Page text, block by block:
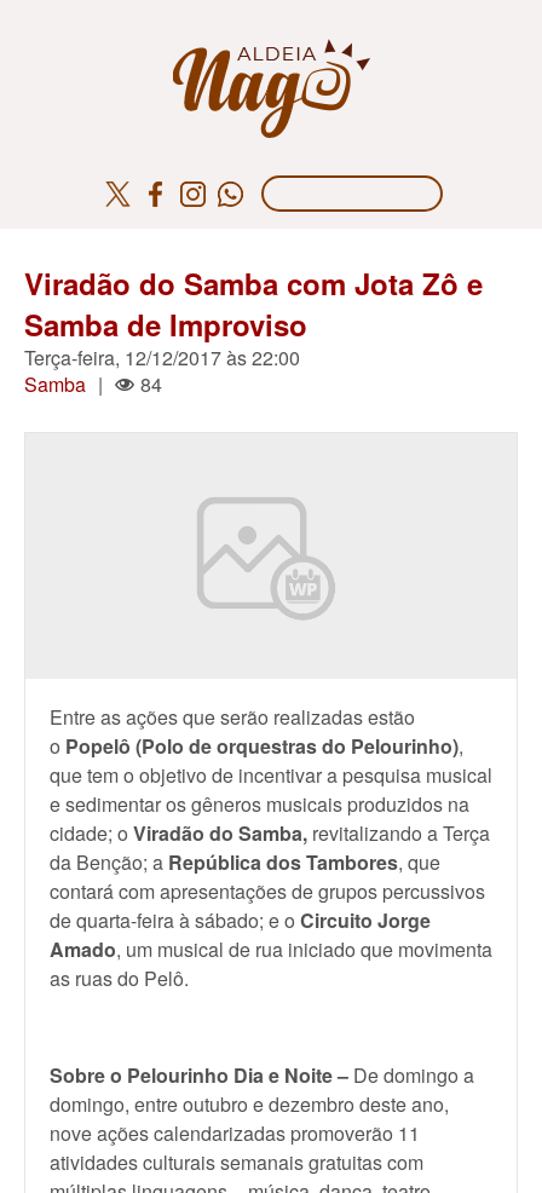
Viradão do Samba com Jota Zô e
Samba de Improviso
Terça-feira, 12/12/2017 às 22:00
Samba | 84
Entre as ações que serão realizadas estão
o Popelô (Polo de orquestras do Pelourinho),
que tem o objetivo de incentivar a pesquisa musical
e sedimentar os gêneros musicais produzidos na
cidade; o Viradão do Samba, revitalizando a Terça
da Benção; a República dos Tambores, que
contará com apresentações de grupos percussivos
de quarta-feira à sábado; e o Circuito Jorge
Amado, um musical de rua iniciado que movimenta
as ruas do Pelô.
Sobre o Pelourinho Dia e Noite – De domingo a
domingo, entre outubro e dezembro deste ano,
nove ações calendarizadas promoverão 11
atividades culturais semanais gratuitas com